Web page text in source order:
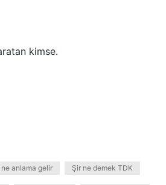
kimse.
ne anlama gelir Şir ne demek TDK